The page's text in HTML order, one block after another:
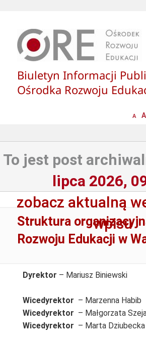
Biuletyn Informacji
Ośrodka Rozwoju
A A
To jest post
lipca 2026,
zobacz aktualną
wpisu
Struktura
Rozwoju Edukacji w
Dyrektor – Mariusz Biniewski
Wicedyrektor – Marzenna Habib
Wicedyrektor – Małgorzata
Wicedyrektor – Marta Dziubecka